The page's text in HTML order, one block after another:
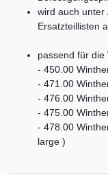
wird auch unter
Ersatzteillisten
passend für
- 450.00
- 471.00
- 476.00
- 475.00
- 478.00
large )